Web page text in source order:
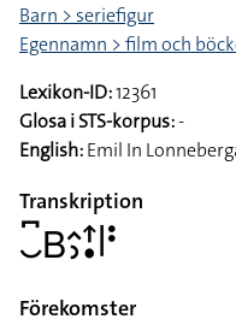
Barn > seriefigur
Egennamn > film och
Lexikon-ID:12361
Glosa i STS-korpus:-
English:Emil In
Transkription
􌤛􌥚􌤧􌤵􌤶􌦃􌥡􌥼􌥻
Förekomster